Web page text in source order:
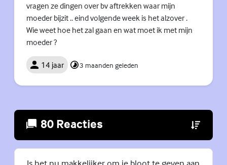
vragen ze dingen over bv aftrekken waar mijn
moeder bijzit .. eind volgende week is het alzover .
Wie weet hoe het zal gaan en wat moet ik met mijn
moeder ?
14 jaar 3 maanden geleden
80 Reacties (Externe